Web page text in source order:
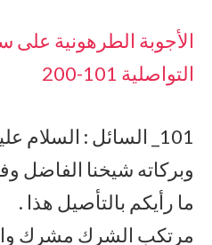
الأجوبة الطرهونية على
التواصلية 101-200
101_ السائل : السلام
وبركاته شيخنا الفاضل
ما رأيكم بالتأصيل هذا .
مرتكب الشرك مشرك